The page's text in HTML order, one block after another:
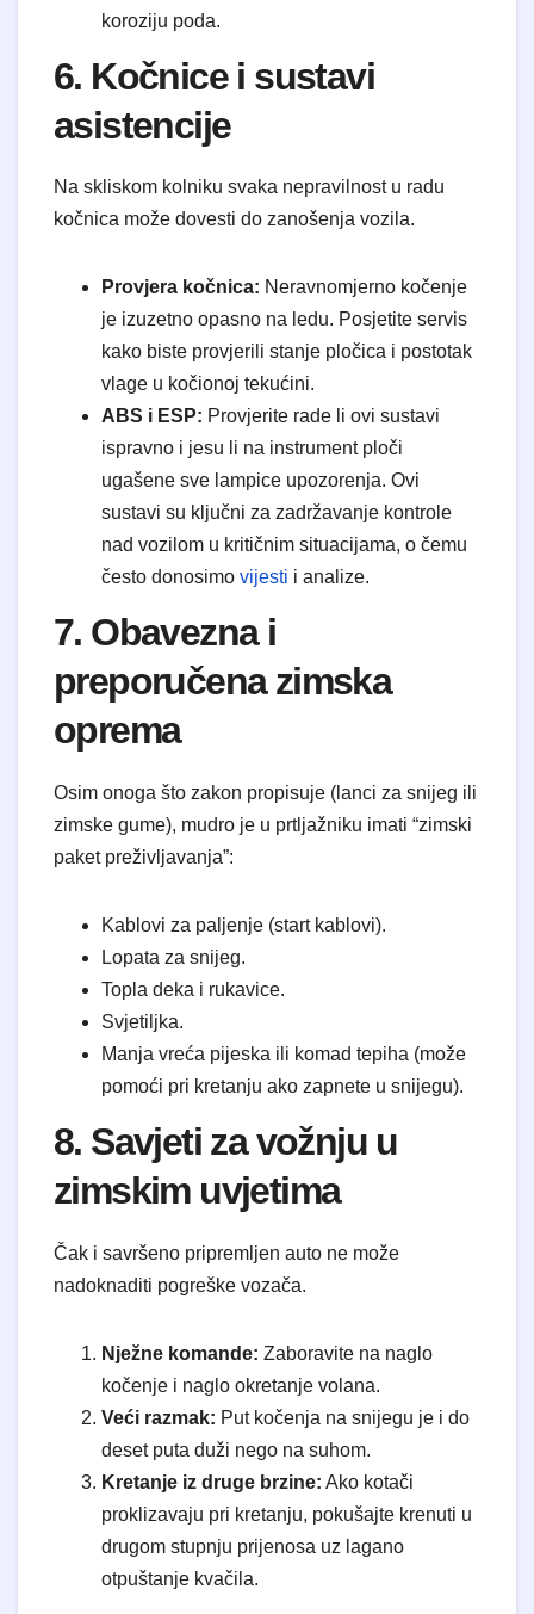
koroziju poda.
6. Kočnice i sustavi
asistencije
Na skliskom kolniku svaka nepravilnost u radu
kočnica može dovesti do zanošenja vozila.
Provjera kočnica: Neravnomjerno kočenje
je izuzetno opasno na ledu. Posjetite servis
kako biste provjerili stanje pločica i postotak
vlage u kočionoj tekućini.
ABS i ESP: Provjerite rade li ovi sustavi
ispravno i jesu li na instrument ploči
ugašene sve lampice upozorenja. Ovi
sustavi su ključni za zadržavanje kontrole
nad vozilom u kritičnim situacijama, o čemu
često donosimo vijesti i analize.
7. Obavezna i
preporučena zimska
oprema
Osim onoga što zakon propisuje (lanci za snijeg ili
zimske gume), mudro je u prtljažniku imati “zimski
paket preživljavanja”:
Kablovi za paljenje (start kablovi).
Lopata za snijeg.
Topla deka i rukavice.
Svjetiljka.
Manja vreća pijeska ili komad tepiha (može
pomoći pri kretanju ako zapnete u snijegu).
8. Savjeti za vožnju u
zimskim uvjetima
Čak i savršeno pripremljen auto ne može
nadoknaditi pogreške vozača.
Nježne komande: Zaboravite na naglo
kočenje i naglo okretanje volana.
Veći razmak: Put kočenja na snijegu je i do
deset puta duži nego na suhom.
Kretanje iz druge brzine: Ako kotači
proklizavaju pri kretanju, pokušajte krenuti u
drugom stupnju prijenosa uz lagano
otpuštanje kvačila.